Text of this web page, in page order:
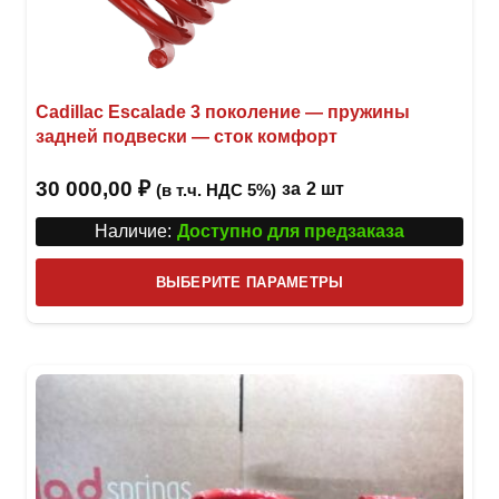
Cadillac Escalade 3 поколение — пружины
задней подвески — сток комфорт
30 000,00 ₽ (в т.ч. НДС 5%) за 2 шт
Наличие: Доступно для предзаказа
ВЫБЕРИТЕ ПАРАМЕТРЫ
товар